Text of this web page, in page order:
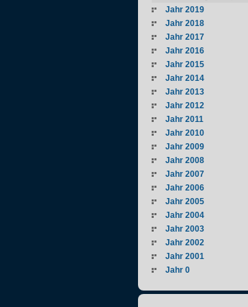
Jahr 2019
Jahr 2018
Jahr 2017
Jahr 2016
Jahr 2015
Jahr 2014
Jahr 2013
Jahr 2012
Jahr 2011
Jahr 2010
Jahr 2009
Jahr 2008
Jahr 2007
Jahr 2006
Jahr 2005
Jahr 2004
Jahr 2003
Jahr 2002
Jahr 2001
Jahr 0